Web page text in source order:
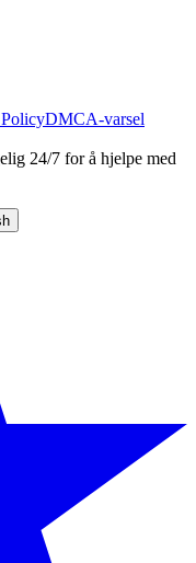
DMCA-varsel
24/7 for å hjelpe med